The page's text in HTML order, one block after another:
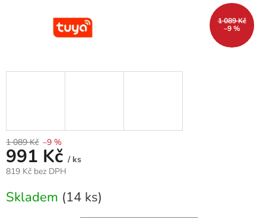
1 089 Kč
–9 %
1 089 Kč –9 %
991 Kč / ks
819 Kč bez DPH
cena:
Skladem (14 ks)